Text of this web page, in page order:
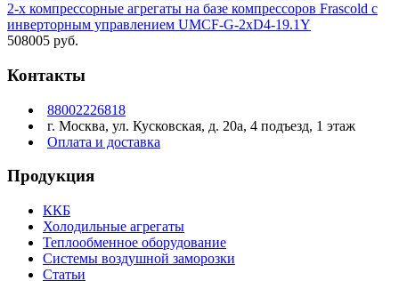
2-х компрессорные агрегаты на базе компрессоров Frascold с
инверторным управлением UMCF-G-2xD4-19.1Y
508005 руб.
Контакты
88002226818
г. Москва, ул. Кусковская, д. 20а, 4 подъезд, 1 этаж
Оплата и доставка
Продукция
ККБ
Холодильные агрегаты
Теплообменное оборудование
Системы воздушной заморозки
Статьи